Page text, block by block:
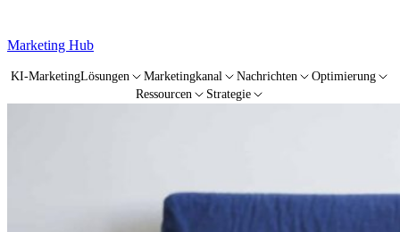
Marketing Hub
KI-MarketingLösungen Marketingkanal Nachrichten
Optimierung
Ressourcen
Strategie